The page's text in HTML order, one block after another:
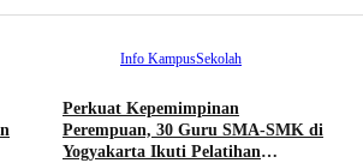
Info KampusSekolah
Perkuat Kepemimpinan
Perempuan, 30 Guru SMA-SMK di
Yogyakarta Ikuti Pelatihan